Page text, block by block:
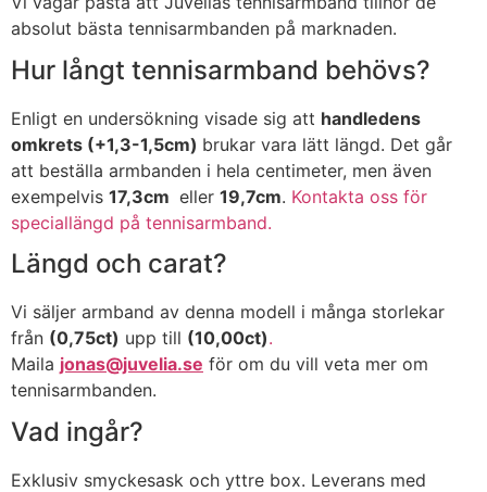
absolut bästa tennisarmbanden på marknaden.
Hur långt tennisarmband behövs?
Enligt en undersökning visade sig att handledens
omkrets (+1,3-1,5cm) brukar vara lätt längd. Det går
att beställa armbanden i hela centimeter, men även
exempelvis 17,3cm eller 19,7cm. Kontakta oss för
speciallängd på tennisarmband.
Längd och carat?
Vi säljer armband av denna modell i många storlekar
från (0,75ct) upp till (10,00ct).
Maila jonas@juvelia.se för om du vill veta mer om
tennisarmbanden.
Vad ingår?
Exklusiv smyckesask och yttre box. Leverans med